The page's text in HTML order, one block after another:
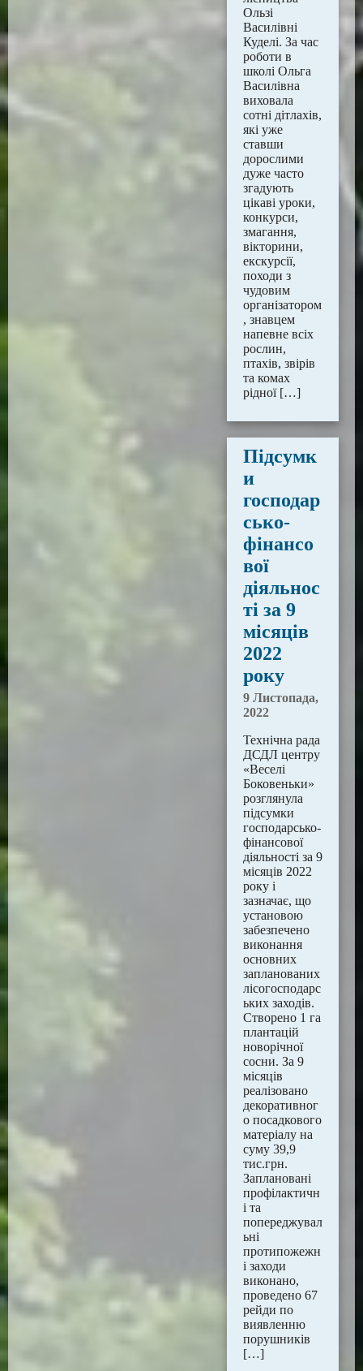
Ользі
Василівні
Куделі. За час
роботи в
школі Ольга
Василівна
виховала
сотні дітлахів,
які уже
ставши
дорослими
дуже часто
згадують
цікаві уроки,
конкурси,
змагання,
вікторини,
екскурсії,
походи з
чудовим
організатором
, знавцем
напевне всіх
рослин,
птахів, звірів
та комах
рідної […]
Підсумк
и
господар
сько-
фінансо
вої
діяльнос
ті за 9
місяців
2022
року
9 Листопада,
2022
Технічна рада
ДСДЛ центру
«Веселі
Боковеньки»
розглянула
підсумки
господарсько-
фінансової
діяльності за 9
місяців 2022
року і
зазначає, що
установою
забезпечено
виконання
основних
запланованих
лісогосподарс
ьких заходів.
Створено 1 га
плантацій
новорічної
сосни. За 9
місяців
реалізовано
декоративног
о посадкового
матеріалу на
суму 39,9
тис.грн.
Заплановані
профілактичн
і та
попереджувал
ьні
протипожежн
і заходи
виконано,
проведено 67
рейди по
виявленню
порушників
[…]